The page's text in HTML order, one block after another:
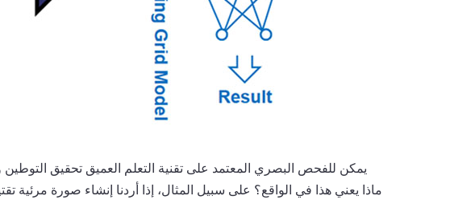
يمكن للفحص البصري المعتمد على تقنية التعلم العميق تحقيق
ماذا يعني هذا في الواقع؟ على سبيل المثال، إذا أردنا إنشاء صورة مرئية